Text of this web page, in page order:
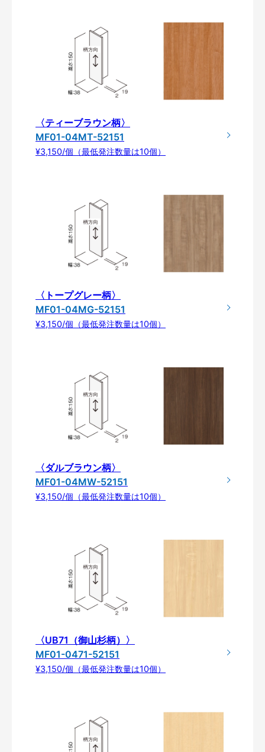
〈ティーブラウン柄〉
MF01-04MT-52151
¥3,150/個（最低発注数量は10個）
〈トープグレー柄〉
MF01-04MG-52151
¥3,150/個（最低発注数量は10個）
〈ダルブラウン柄〉
MF01-04MW-52151
¥3,150/個（最低発注数量は10個）
〈UB71（御山杉柄）〉
MF01-0471-52151
¥3,150/個（最低発注数量は10個）